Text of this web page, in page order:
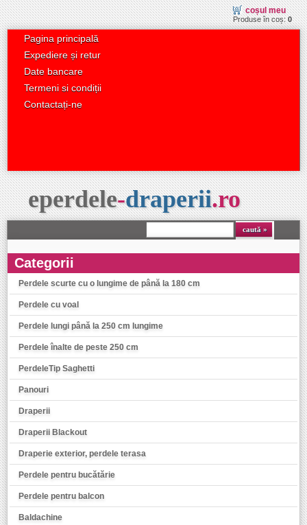
coșul meu
Produse în coș:0
Pagina principală
Expediere și retur
Date bancare
Termeni si condiții
Contactați-ne
eperdele-draperii.ro
Categorii
Perdele scurte cu o lungime de până la 180 cm
Perdele cu voal
Perdele lungi până la 250 cm lungime
Perdele înalte de peste 250 cm
PerdeleTip Saghetti
Panouri
Draperii
Draperii Blackout
Draperie exterior, perdele terasa
Perdele pentru bucătărie
Perdele pentru balcon
Baldachine